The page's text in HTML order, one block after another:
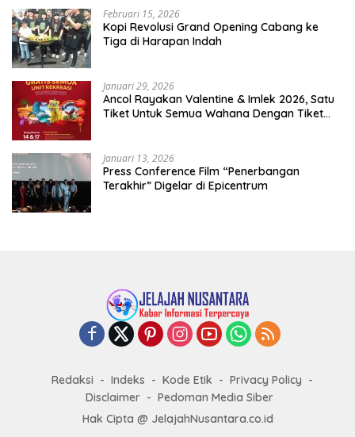
Februari 15, 2026
Kopi Revolusi Grand Opening Cabang ke
Tiga di Harapan Indah
Januari 29, 2026
Ancol Rayakan Valentine & Imlek 2026, Satu
Tiket Untuk Semua Wahana Dengan Tiket
Januari 13, 2026
Press Conference Film “Penerbangan
Terakhir” Digelar di Epicentrum
Redaksi Indeks Kode Etik
Privacy Policy
Disclaimer
Pedoman Media Siber
Hak Cipta @ JelajahNusantara.co.id